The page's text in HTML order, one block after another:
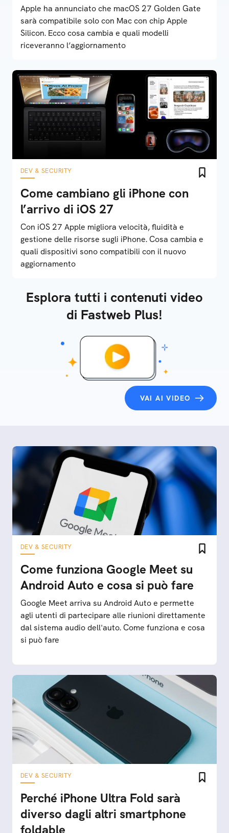
Apple ha annunciato che macOS 27 Golden Gate
sarà compatibile solo con Mac con chip Apple
Silicon. Ecco cosa cambia e quali modelli
riceveranno l’aggiornamento
DEV & SECURITY
Come cambiano gli iPhone con
l’arrivo di iOS 27
Con iOS 27 Apple migliora velocità, fluidità e
gestione delle risorse sugli iPhone. Cosa cambia e
quali dispositivi sono compatibili con il nuovo
aggiornamento
Esplora tutti i contenuti video
di Fastweb Plus!
VAI AI VIDEO
DEV & SECURITY
Come funziona Google Meet su
Android Auto e cosa si può fare
Google Meet arriva su Android Auto e permette
agli utenti di partecipare alle riunioni direttamente
dal sistema audio dell'auto. Come funziona e cosa
si può fare
DEV & SECURITY
Perché iPhone Ultra Fold sarà
diverso dagli altri smartphone
foldable